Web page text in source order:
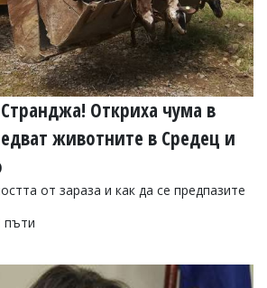
Откриха чума в
животните в Средец и
от зараза и как да се предпазите
пъти